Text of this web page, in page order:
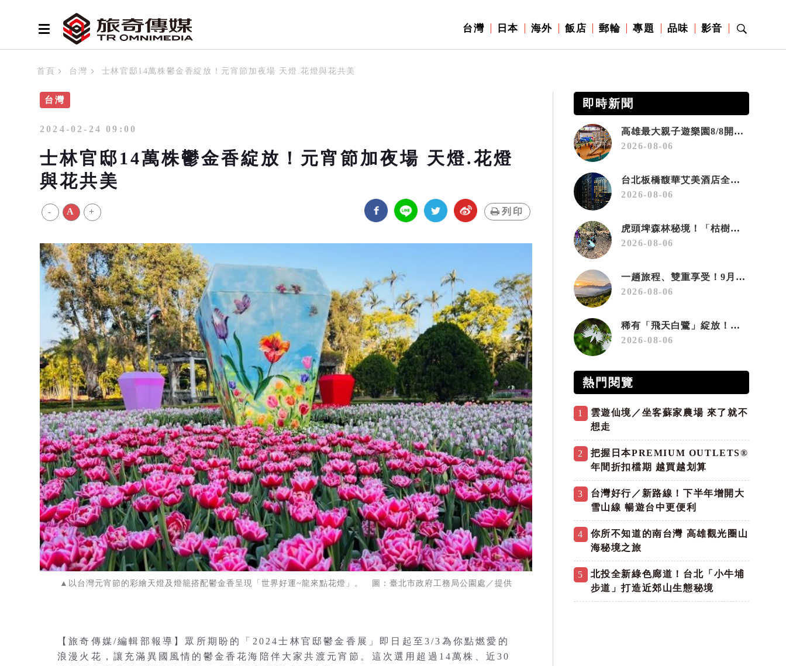
台灣 日本 海外 飯店 郵輪 專題 品味 影音
首頁 台灣 士林官邸14萬株鬱金香綻放！元宵節加夜場 天燈.花燈與花共美
台灣
2024-02-24 09:00
士林官邸14萬株鬱金香綻放！元宵節加夜場 天燈.花燈
與花共美
- A + 列印
▲以台灣元宵節的彩繪天燈及燈籠搭配鬱金香呈現「世界好運~龍來點花燈」。 圖：臺北市政府工務局公園處／提供
【旅奇傳媒/編輯部報導】眾所期盼的「2024士林官邸鬱金香展」即日起至3/3為你點燃愛的
浪漫火花，讓充滿異國風情的鬱金香花海陪伴大家共渡元宵節。這次選用超過14萬株、近30
即時新聞
高雄最大親子遊樂園8/8開幕！30項設施免費玩、YOYO家族嗨翻暑假
2026-08-06
台北板橋馥華艾美酒店全新開幕 感官藝術策展打造旅居新風格
2026-08-06
虎頭埤森林秘境！「枯樹籬步道」生態復育有成 走進大自然生命教室
2026-08-06
一趟旅程、雙重享受！9月住宿合歡山 順遊奧萬大10元優惠入園
2026-08-06
稀有「飛天白鷺」綻放！神戶六甲高山植物園「鷺草」珍貴現身
2026-08-06
熱門閱覽
1
雲遊仙境／坐客蘇家農場 來了就不
想走
2
把握日本PREMIUM OUTLETS®
年間折扣檔期 越買越划算
3
台灣好行／新路線！下半年增開大
雪山線 暢遊台中更便利
4
你所不知道的南台灣 高雄觀光圈山
海秘境之旅
5
北投全新綠色廊道！台北「小牛埔
步道」打造近郊山生態秘境